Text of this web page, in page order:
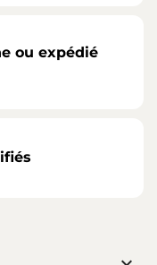
ou expédié